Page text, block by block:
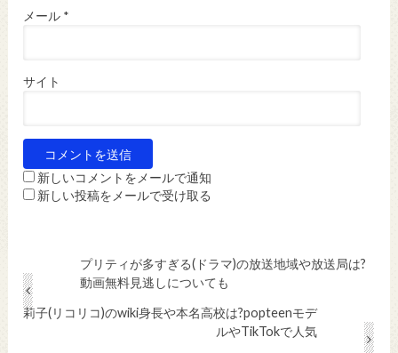
メール *
サイト
新しいコメントをメールで通知
新しい投稿をメールで受け取る
プリティが多すぎる(ドラマ)の放送地域や放送局は?
動画無料見逃しについても
莉子(リコリコ)のwiki身長や本名高校は?popteenモデ
ルやTikTokで人気